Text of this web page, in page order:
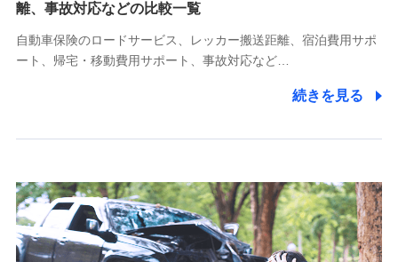
受託業務の遂行およびこれらに準ずる業務の遂行のため
11.マイカー通勤管理クラウド並びに法人向けASPサー
をお送りするため
分析するため
当社の対応品質向上やお問い合わせ内容の正確な把握のため
個人情報保護管理者の職名、連絡先
株式会社ドコモ・インシュアランス 営業部長
離、事故対応などの比較一覧
自動車保険のロードサービス、レッカー搬送距離、宿泊費用サポ
ート、帰宅・移動費用サポート、事故対応など…
続きを見る